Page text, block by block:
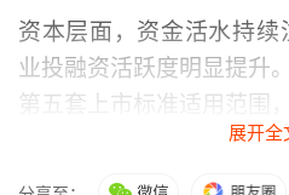
资本层面，资金活水持
业投融资活跃度明显提升。
第五套上市标准适用范围
技术的企业开辟了融资新
动IPO辅导。“资本市场
展开全